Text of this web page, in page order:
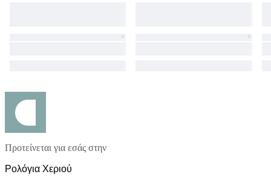
Προτείνεται για εσάς στην
Ρολόγια Χεριού